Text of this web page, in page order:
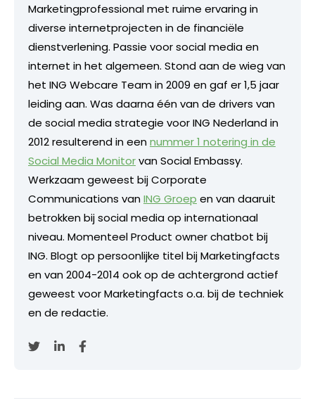
Marketingprofessional met ruime ervaring in
diverse internetprojecten in de financiële
dienstverlening. Passie voor social media en
internet in het algemeen. Stond aan de wieg van
het ING Webcare Team in 2009 en gaf er 1,5 jaar
leiding aan. Was daarna één van de drivers van
de social media strategie voor ING Nederland in
2012 resulterend in eennummer 1 notering in de
Social Media Monitorvan Social Embassy.
Werkzaam geweest bij Corporate
Communications vanING Groep en van daaruit
betrokken bij social media op internationaal
niveau. Momenteel Product owner chatbot bij
ING. Blogt op persoonlijke titel bij Marketingfacts
en van 2004-2014 ook op de achtergrond actief
geweest voor Marketingfacts o.a. bij de techniek
en de redactie.